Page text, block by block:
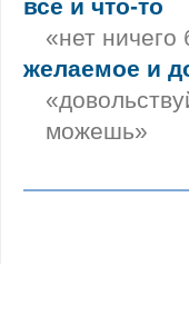
все и что-то
«нет ничего
желаемое и
можешь»